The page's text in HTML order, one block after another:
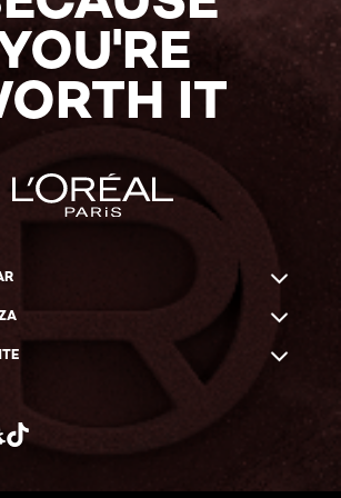
IT